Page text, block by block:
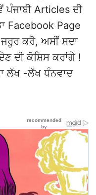
Articles ਦੀ
Facebook Page
ਕਰੋ, ਅਸੀਂ ਸਦਾ
ਦੀ ਕੋਸ਼ਿਸ ਕਰਾਂਗੇ !
ਲੱਖ -ਲੱਖ ਧੰਨਵਾਦ